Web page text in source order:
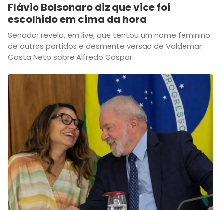
Flávio Bolsonaro diz que vice foi
escolhido em cima da hora
Senador revela, em live, que tentou um nome feminino
de outros partidos e desmente versão de Valdemar
Costa Neto sobre Alfredo Gaspar